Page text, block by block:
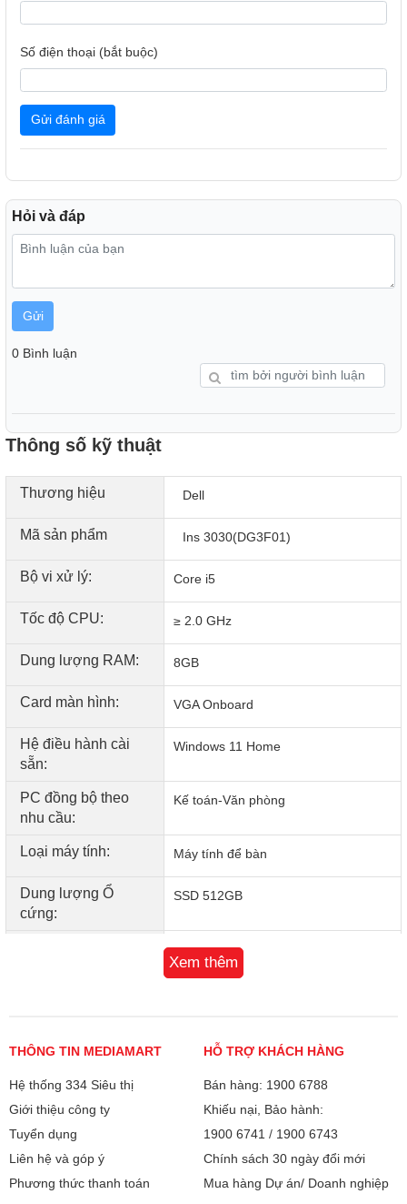
Số điện thoại (bắt buộc)
Gửi đánh giá
Hỏi và đáp
Gửi
0 Bình luận
Thông số kỹ thuật
Thương hiệu Dell
Mã sản phẩm Ins 3030(DG3F01)
Bộ vi xử lý: Core i5
Tốc độ CPU: ≥ 2.0 GHz
Dung lượng RAM: 8GB
Card màn hình: VGA Onboard
Hệ điều hành cài
sẵn:
Windows 11 Home
PC đồng bộ theo
nhu cầu:
Kế toán-Văn phòng
Loại máy tính: Máy tính để bàn
Dung lượng Ổ
cứng:
SSD 512GB
Wifi ac
Xem thêm
THÔNG TIN MEDIAMART
Hệ thống 334 Siêu thị
Giới thiệu công ty
Tuyển dụng
Liên hệ và góp ý
Phương thức thanh toán
HỖ TRỢ KHÁCH HÀNG
Bán hàng: 1900 6788
Khiếu nại, Bảo hành:
1900 6741 / 1900 6743
Chính sách 30 ngày đổi mới
Mua hàng Dự án/ Doanh nghiệp